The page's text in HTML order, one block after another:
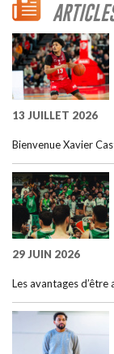
13 JUILLET 2026
Bienvenue Xavier
29 JUIN 2026
Les avantages d’être